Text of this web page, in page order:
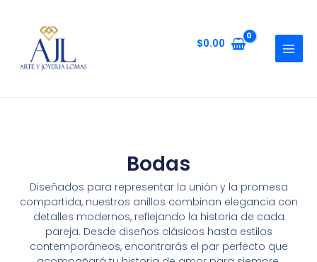
$0.00
Bodas
Diseñados para representar la unión y la promesa
compartida, nuestros anillos combinan elegancia con
detalles modernos, reflejando la historia de cada
pareja. Desde diseños clásicos hasta estilos
contemporáneos, encontrarás el par perfecto que